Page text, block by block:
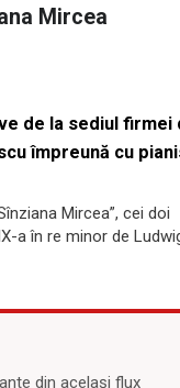
Mircea
de la sediul firmei
împreună cu
Mircea”, cei doi
a în re minor de
din același flux